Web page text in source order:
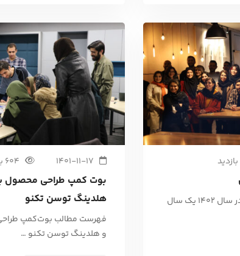
جشن یک سالگی پروداکت پلن در سال 1402 یک سال
1401-11-17 604 بازدید
بوت کمپ طراحی محصول
هلدینگ توسن تکنو
فهرست مطالب بوت‌کمپ
و هلدینگ توسن تکنو …